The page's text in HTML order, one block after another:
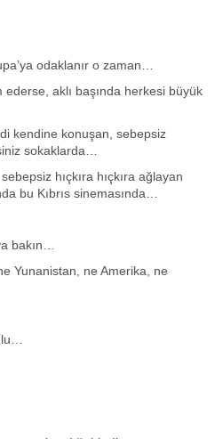
odaklanır o zaman…
aklı başında herkesi büyük
kendine konuşan, sebepsiz
sokaklarda…
hıçkıra hıçkıra ağlayan
bu Kıbrıs sinemasında…
bakın…
Yunanistan, ne Amerika, ne